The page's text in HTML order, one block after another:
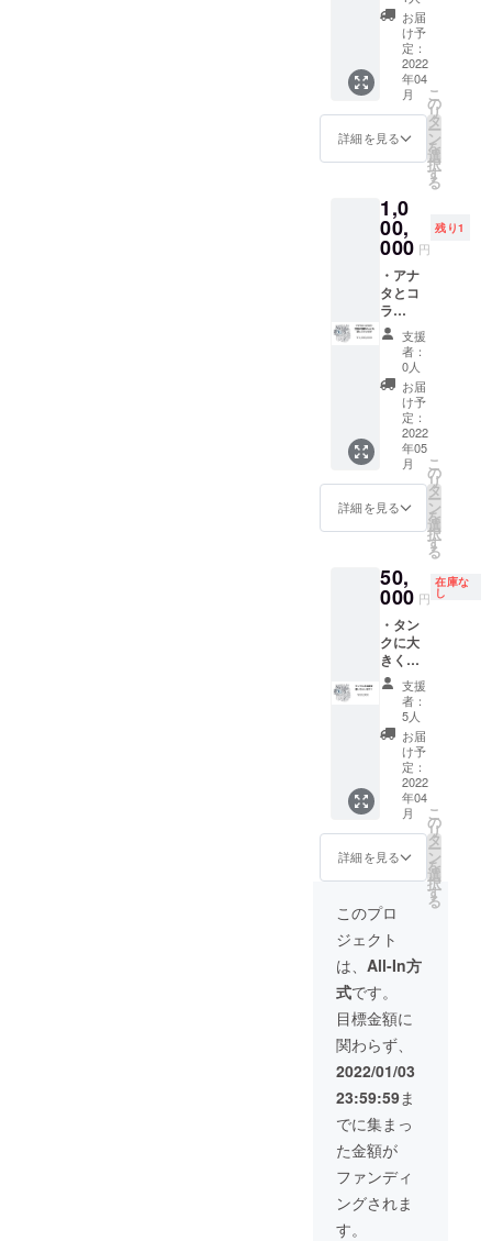
アーで
す！ テ
イス
ティン
グ有
り、醸
造など
全ての
疑問に
たっぷ
えしま
す！！
日程は
支援者
様と相
談の上
決定い
たしま
す。 新
工場住
所 〒
411-
0824 静
岡県三
島市長
伏149
ン
プ！！
送迎付
き フー
ド・
ビール
付き！
新工場
の敷地
内にて
er伊豆
のぬし
釣りさ
ん×リパ
ブ
リュー
のみん
なで支
援者様
をおも
てなし
いたし
ます。
フー
ド、お
酒など
は当日
までの
お楽し
み！！
は新工
場の施
工スケ
ジュー
ル決定
後、ご
支援者
様に
メール
にてお
知らせ
いたし
ます。
新工場
住所 〒
411-
0824 静
伏149
お届
け予
定：
2022
年04
月
詳細を見る
こ
の
リ
タ
ー
ン
を
選
択
す
る
1,0
00,
000 円
残り1
・アナ
タとコ
ラ
ボ！！
・作っ
たビー
ルを24
缶セッ
ト3回分
（合計
72本）
提供 ・
作った
ビール
を全国
流通し
支援者
様のご
希望に
沿って
ビール
を製造
いたし
ます。
どんな
ビール
が良い
フィー
リン
グ、そ
こから
レシピ
ベルを
考案、
名前を
考案、
製品を
流通。
一緒に
考えて
仕込ん
じゃい
ます！
製造
後、24
缶（1
ケー
ス）
ビール
を3回、
支援
者：
0人
お届
け予
定：
2022
年05
月
詳細を見る
こ
の
リ
タ
ー
ン
を
選
択
す
る
50,
000 円
在庫な
し
・タン
クに大
きくお
名前を
書きま
す！ ペ
ンネー
可！
今後増
設予定
のテイ
スティ
ング
ルーム
から見
える位
置に支
援者様
のお名
前を書
きま
す。 会
社名で
もOKで
す。 ※
支援
時、必
ず備考
欄にご
希望の
お名前
をご記
入くだ
支援
者：
5人
お届
け予
定：
2022
年04
月
詳細を見る
こ
の
リ
タ
ー
ン
を
選
択
す
る
このプロ
ジェクト
は、 All-In方
式です。
目標金額に
関わらず、
2022/01/03
23:59:59ま
でに集まっ
た金額が
ファンディ
ングされま
す。